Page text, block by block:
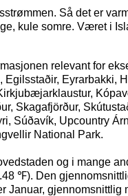
Så det er
kule somre. Været i
relevant for
Eyrarbakki,
Skagafjörður,
Súðavík, Upcountry
National Park.
og i mange
℉). Den
gjennomsnittlig